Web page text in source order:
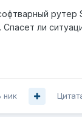
рутер
ли
ник